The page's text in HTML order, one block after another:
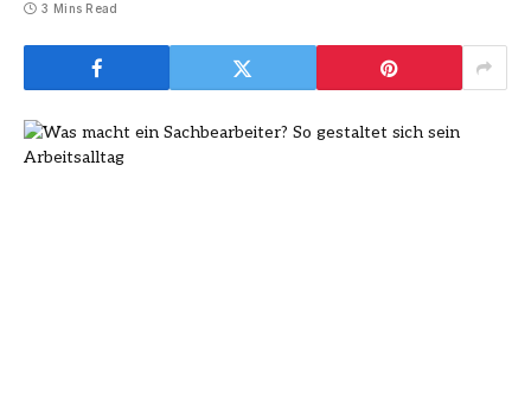
3 Mins Read